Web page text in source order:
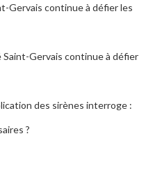
Gervais continue à défier les
Saint-Gervais continue à défier
des sirènes interroge :
?